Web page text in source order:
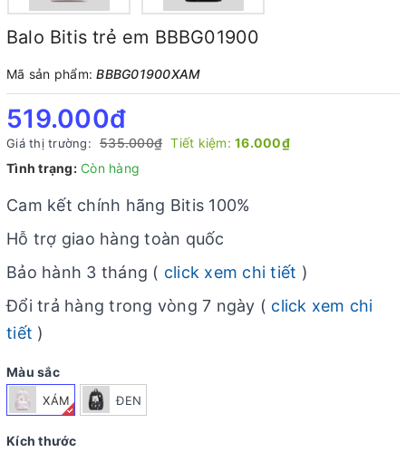
Balo Bitis trẻ em BBBG01900
Mã sản phẩm:BBBG01900XAM
519.000₫
Giá thị trường: 535.000₫ Tiết kiệm: 16.000₫
Tình trạng: Còn hàng
Cam kết chính hãng Bitis 100%
Hỗ trợ giao hàng toàn quốc
Bảo hành 3 tháng ( click xem chi tiết )
Đổi trả hàng trong vòng 7 ngày ( click xem chi
tiết )
Màu sắc
XÁM ĐEN
Kích thước